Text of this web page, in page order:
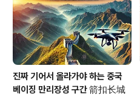
진짜 기어서 올라가야 하는 중국
베이징 만리장성 구간 箭扣长城